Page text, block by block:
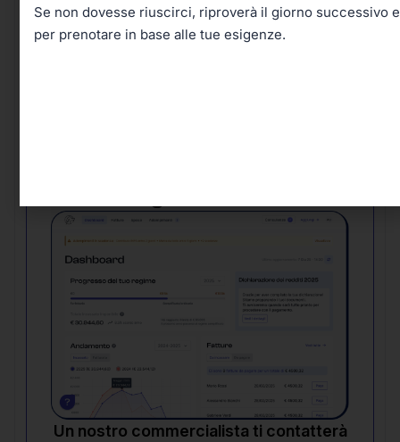
ricorda che ogni scelta ben ponderata oggi ti
mette al riparo domani.
Un nostro commercialista ti contatterà
Se non dovesse riuscirci, riproverà il giorno successivo
per prenotare in base alle tue esigenze.